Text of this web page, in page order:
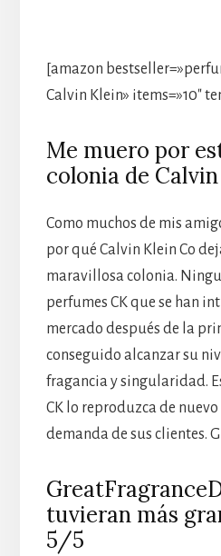
[amazon
Calvin Klein» items=»10″
Me muero por
colonia de
Como muchos de mis
por qué Calvin Klein Co
maravillosa colonia.
perfumes CK que se han
mercado después de la
conseguido alcanzar su
fragancia y singularidad.
CK lo reproduzca de
demanda de sus clientes.
tuvieran más
5/5